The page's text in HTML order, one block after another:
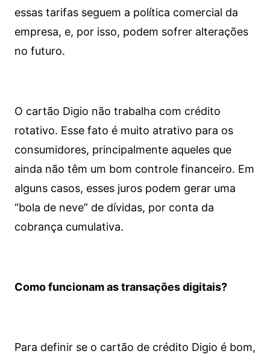
essas tarifas seguem a política comercial da
empresa, e, por isso, podem sofrer alterações
no futuro.
O cartão Digio não trabalha com crédito
rotativo. Esse fato é muito atrativo para os
consumidores, principalmente aqueles que
ainda não têm um bom controle financeiro. Em
alguns casos, esses juros podem gerar uma
“bola de neve” de dívidas, por conta da
cobrança cumulativa.
Como funcionam as transações digitais?
Para definir se o cartão de crédito Digio é bom,